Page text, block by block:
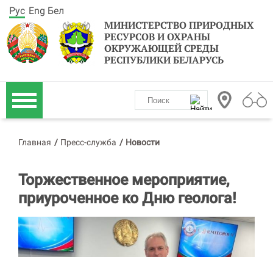
МИНИСТЕРСТВО ПРИРОДНЫХ
РЕСУРСОВ И ОХРАНЫ
ОКРУЖАЮЩЕЙ СРЕДЫ
РЕСПУБЛИКИ БЕЛАРУСЬ
Рус Eng Бел
Главная / Пресс-служба / Новости
Торжественное мероприятие,
приуроченное ко Дню геолога!